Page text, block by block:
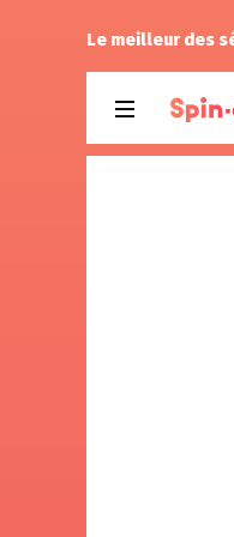
Le meilleur des